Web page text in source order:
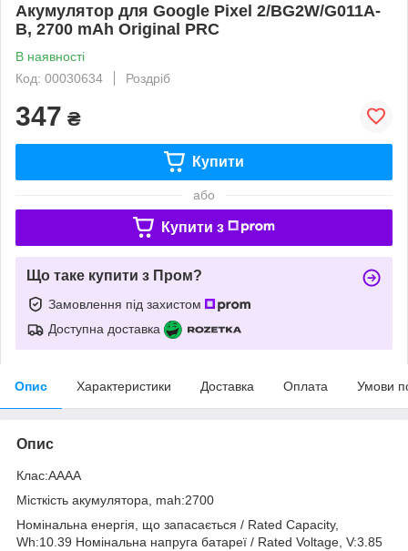
Акумулятор для Google Pixel 2/BG2W/G011A-
B, 2700 mAh Original PRC
В наявності
Код: 00030634
Роздріб
347 ₴
Купити
або
Купити з
Що таке купити з Пром?
Замовлення під захистом
Доступна доставка
Опис Характеристики Доставка Оплата Умови
Опис
Клас:AAAA
Місткість акумулятора, mah:2700
Номінальна енергія, що запасається / Rated Capacity,
Wh:10.39 Номінальна напруга батареї / Rated Voltage, V:3.85